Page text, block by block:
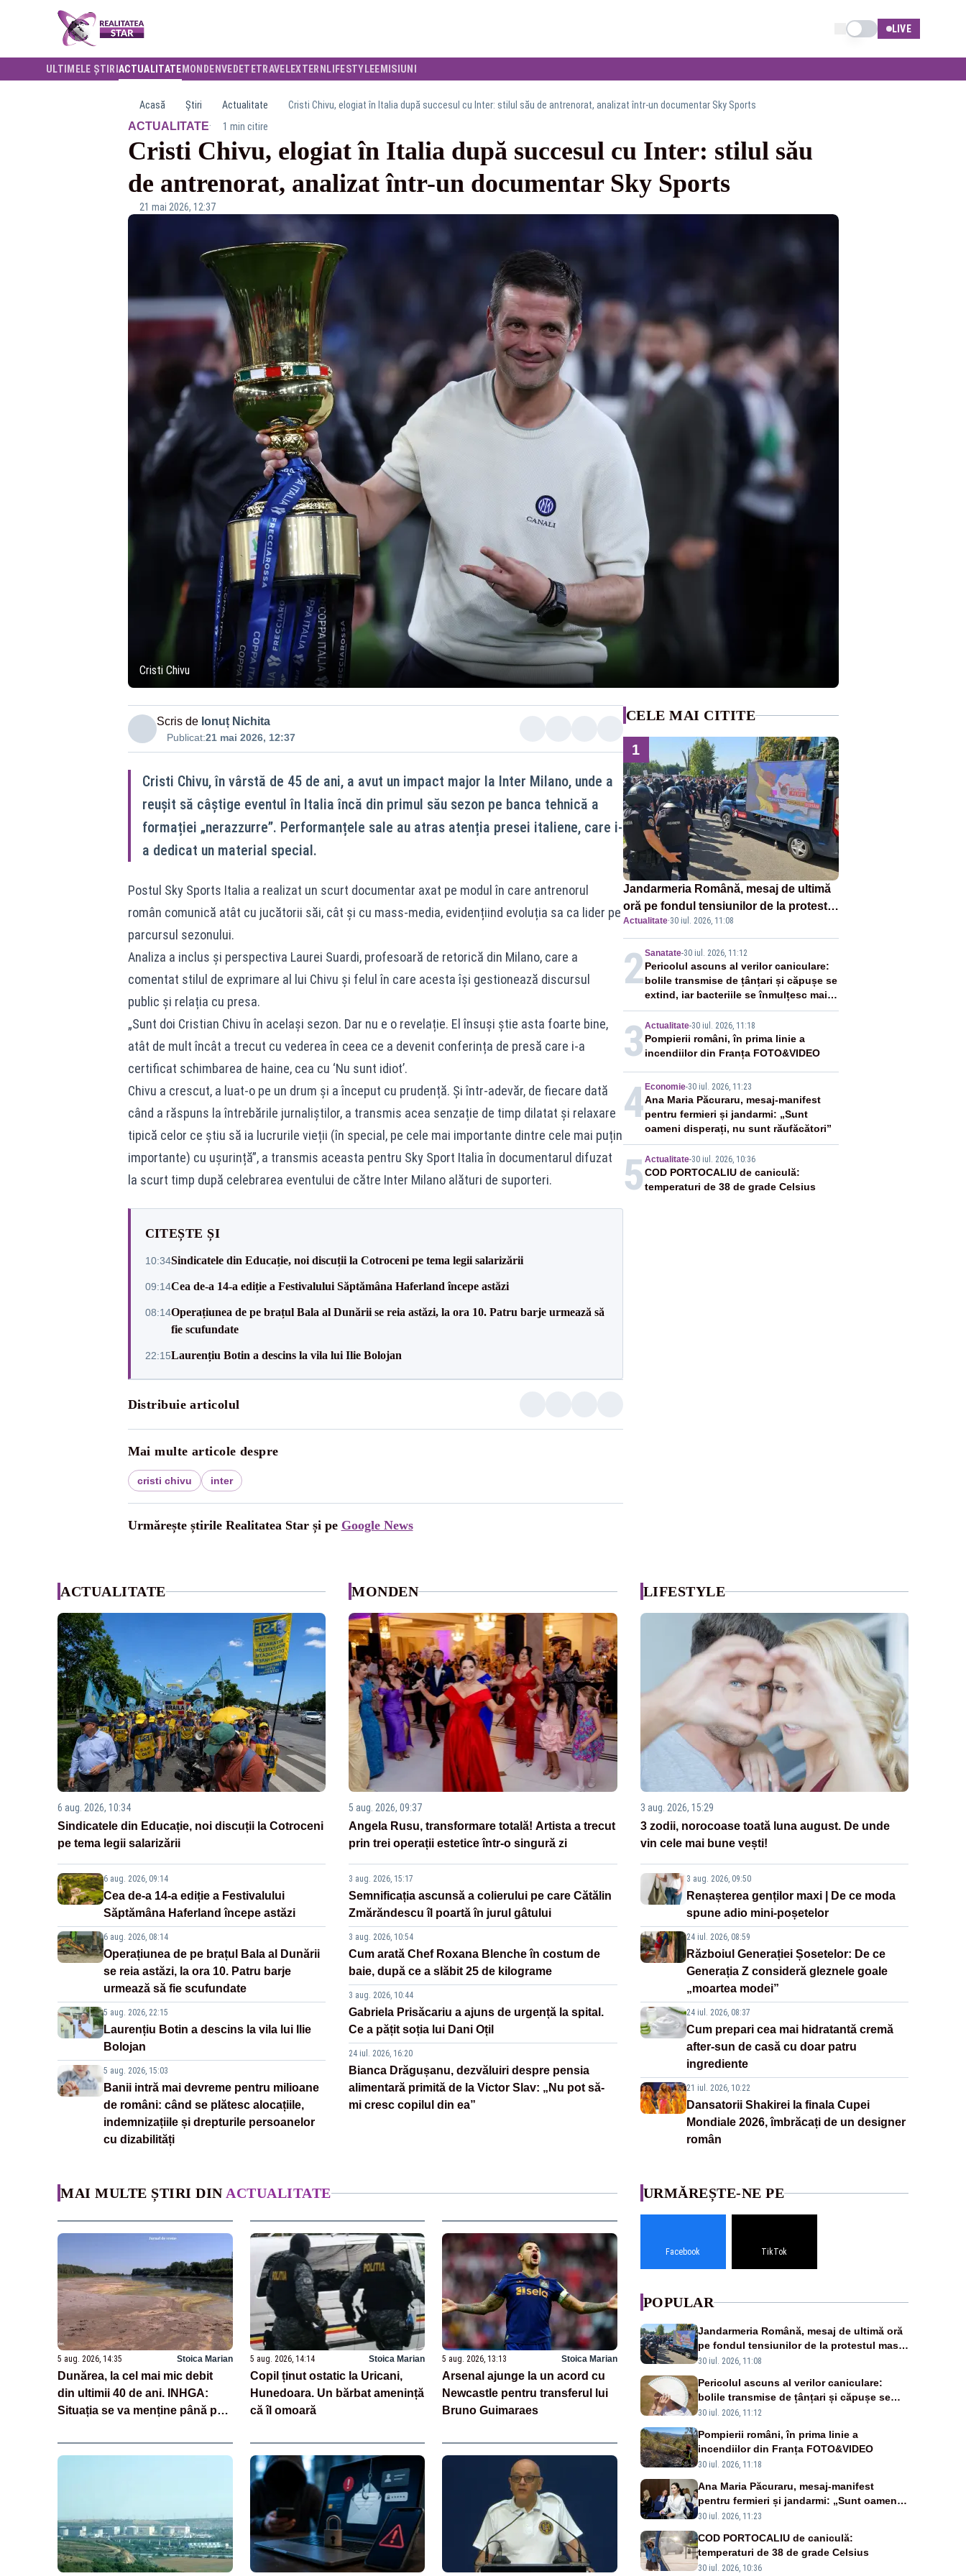
Schimba tema
LIVE
ULTIMELE ȘTIRI ACTUALITATE MONDENVEDETETRAVELEXTERN LIFESTYLEEMISIUNI
Acasă Știri Actualitate Cristi Chivu, elogiat în Italia după succesul cu Inter: stilul său de antrenorat, analizat într-un documentar Sky Sports
ACTUALITATE· 1 min citire
Cristi Chivu, elogiat în Italia după succesul cu Inter: stilul său
de antrenorat, analizat într-un documentar Sky Sports
21 mai 2026, 12:37
Cristi Chivu
Scris de Ionuț Nichita
Publicat:21 mai 2026, 12:37
Cristi Chivu, în vârstă de 45 de ani, a avut un impact major la Inter Milano, unde a
reușit să câștige eventul în Italia încă din primul său sezon pe banca tehnică a
formației „nerazzurre”. Performanțele sale au atras atenția presei italiene, care i-
a dedicat un material special.
Postul Sky Sports Italia a realizat un scurt documentar axat pe modul în care antrenorul
român comunică atât cu jucătorii săi, cât și cu mass-media, evidențiind evoluția sa ca lider pe
parcursul sezonului.
Analiza a inclus și perspectiva Laurei Suardi, profesoară de retorică din Milano, care a
comentat stilul de exprimare al lui Chivu și felul în care acesta își gestionează discursul
public și relația cu presa.
„Sunt doi Cristian Chivu în același sezon. Dar nu e o revelație. El însuși știe asta foarte bine,
atât de mult încât a trecut cu vederea în ceea ce a devenit conferința de presă care i-a
certificat schimbarea de haine, cea cu ‘Nu sunt idiot’.
Chivu a crescut, a luat-o pe un drum și a început cu prudență. Și într-adevăr, de fiecare dată
când a răspuns la întrebările jurnaliștilor, a transmis acea senzație de timp dilatat și relaxare
tipică celor ce știu să ia lucrurile vieții (în special, pe cele mai importante dintre cele mai puțin
importante) cu ușurință”, a transmis aceasta pentru Sky Sport Italia în documentarul difuzat
la scurt timp după celebrarea eventului de către Inter Milano alături de suporteri.
CITEȘTE ȘI
10:34Sindicatele din Educație, noi discuții la Cotroceni pe tema legii salarizării
09:14Cea de-a 14-a ediție a Festivalului Săptămâna Haferland începe astăzi
08:14Operațiunea de pe brațul Bala al Dunării se reia astăzi, la ora 10. Patru barje urmează să
fie scufundate
22:15Laurențiu Botin a descins la vila lui Ilie Bolojan
Distribuie articolul
Mai multe articole despre
cristi chivu inter
Urmărește știrile Realitatea Star și pe Google News
CELE MAI CITITE
1
Jandarmeria Română, mesaj de ultimă
oră pe fondul tensiunilor de la protestul
masiv al fermierilor - VIDEO
Actualitate·30 iul. 2026, 11:08
2Sanatate-30 iul. 2026, 11:12
Pericolul ascuns al verilor caniculare:
bolile transmise de țânțari și căpușe se
extind, iar bacteriile se înmulțesc mai
ușor
3 Actualitate-30 iul. 2026, 11:18
Pompierii români, în prima linie a
incendiilor din Franța FOTO&VIDEO
4 Economie-30 iul. 2026, 11:23
Ana Maria Păcuraru, mesaj-manifest
pentru fermieri și jandarmi: „Sunt
oameni disperați, nu sunt răufăcători”
5 Actualitate-30 iul. 2026, 10:36
COD PORTOCALIU de caniculă:
temperaturi de 38 de grade Celsius
ACTUALITATE
6 aug. 2026, 10:34
Sindicatele din Educație, noi discuții la Cotroceni
pe tema legii salarizării
6 aug. 2026, 09:14
Cea de-a 14-a ediție a Festivalului
Săptămâna Haferland începe astăzi
6 aug. 2026, 08:14
Operațiunea de pe brațul Bala al Dunării
se reia astăzi, la ora 10. Patru barje
urmează să fie scufundate
5 aug. 2026, 22:15
Laurențiu Botin a descins la vila lui Ilie
Bolojan
5 aug. 2026, 15:03
Banii intră mai devreme pentru milioane
de români: când se plătesc alocațiile,
indemnizațiile și drepturile persoanelor
cu dizabilități
MONDEN
5 aug. 2026, 09:37
Angela Rusu, transformare totală! Artista a trecut
prin trei operații estetice într-o singură zi
3 aug. 2026, 15:17
Semnificația ascunsă a colierului pe care Cătălin
Zmărăndescu îl poartă în jurul gâtului
3 aug. 2026, 10:54
Cum arată Chef Roxana Blenche în costum de
baie, după ce a slăbit 25 de kilograme
3 aug. 2026, 10:44
Gabriela Prisăcariu a ajuns de urgență la spital.
Ce a pățit soția lui Dani Oțil
24 iul. 2026, 16:20
Bianca Drăgușanu, dezvăluiri despre pensia
alimentară primită de la Victor Slav: „Nu pot să-
mi cresc copilul din ea”
LIFESTYLE
3 aug. 2026, 15:29
3 zodii, norocoase toată luna august. De unde
vin cele mai bune vești!
3 aug. 2026, 09:50
Renașterea genților maxi | De ce moda
spune adio mini-poșetelor
24 iul. 2026, 08:59
Războiul Generației Șosetelor: De ce
Generația Z consideră gleznele goale
„moartea modei”
24 iul. 2026, 08:37
Cum prepari cea mai hidratantă cremă
after-sun de casă cu doar patru
ingrediente
21 iul. 2026, 10:22
Dansatorii Shakirei la finala Cupei
Mondiale 2026, îmbrăcați de un designer
român
MAI MULTE ȘTIRI DIN ACTUALITATE
5 aug. 2026, 14:35 Stoica Marian
Dunărea, la cel mai mic debit
din ultimii 40 de ani. INHGA:
Situația se va menține până pe
5 aug. 2026, 14:14 Stoica Marian
Copil ținut ostatic la Uricani,
Hunedoara. Un bărbat amenință
că îl omoară
5 aug. 2026, 13:13 Stoica Marian
Arsenal ajunge la un acord cu
Newcastle pentru transferul lui
Bruno Guimaraes
URMĂREȘTE-NE PE
Facebook TikTok
POPULAR
Jandarmeria Română, mesaj de ultimă oră
pe fondul tensiunilor de la protestul masiv
al fermierilor - VIDEO
30 iul. 2026, 11:08
Pericolul ascuns al verilor caniculare:
bolile transmise de țânțari și căpușe se
extind, iar bacteriile se înmulțesc mai ușor
30 iul. 2026, 11:12
Pompierii români, în prima linie a
incendiilor din Franța FOTO&VIDEO
30 iul. 2026, 11:18
Ana Maria Păcuraru, mesaj-manifest
pentru fermieri și jandarmi: „Sunt oameni
disperați, nu sunt răufăcători”
30 iul. 2026, 11:23
COD PORTOCALIU de caniculă:
temperaturi de 38 de grade Celsius
30 iul. 2026, 10:36